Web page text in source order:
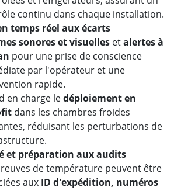
continu dans chaque installation.
temps réel aux écarts
sonores et visuelles etalertes à
pour une prise de conscience
par l'opérateur et une
rapide.
en charge ledéploiement en
dans les chambres froides
réduisant les perturbations de
et préparation aux audits
de température peuvent être
aux ID d'expédition, numéros